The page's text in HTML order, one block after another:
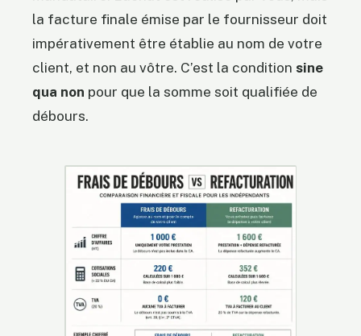
la facture finale émise par le fournisseur doit
impérativement être établie au nom de votre
client, et non au vôtre. C’est la condition sine
qua non pour que la somme soit qualifiée de
débours.